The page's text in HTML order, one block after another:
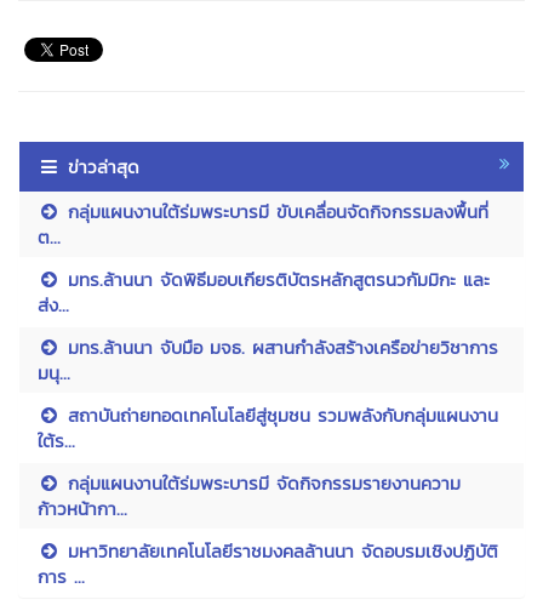
ข่าวล่าสุด
กลุ่มแผนงานใต้ร่มพระบารมี ขับเคลื่อนจัดกิจกรรมลงพื้นที่
ต...
มทร.ล้านนา จัดพิธีมอบเกียรติบัตรหลักสูตรนวกัมมิกะ และ
ส่ง...
มทร.ล้านนา จับมือ มจธ. ผสานกำลังสร้างเครือข่ายวิชาการ
มนุ...
สถาบันถ่ายทอดเทคโนโลยีสู่ชุมชน รวมพลังกับกลุ่มแผนงาน
ใต้ร...
กลุ่มแผนงานใต้ร่มพระบารมี จัดกิจกรรมรายงานความ
ก้าวหน้ากา...
มหาวิทยาลัยเทคโนโลยีราชมงคลล้านนา จัดอบรมเชิงปฏิบัติ
การ ...